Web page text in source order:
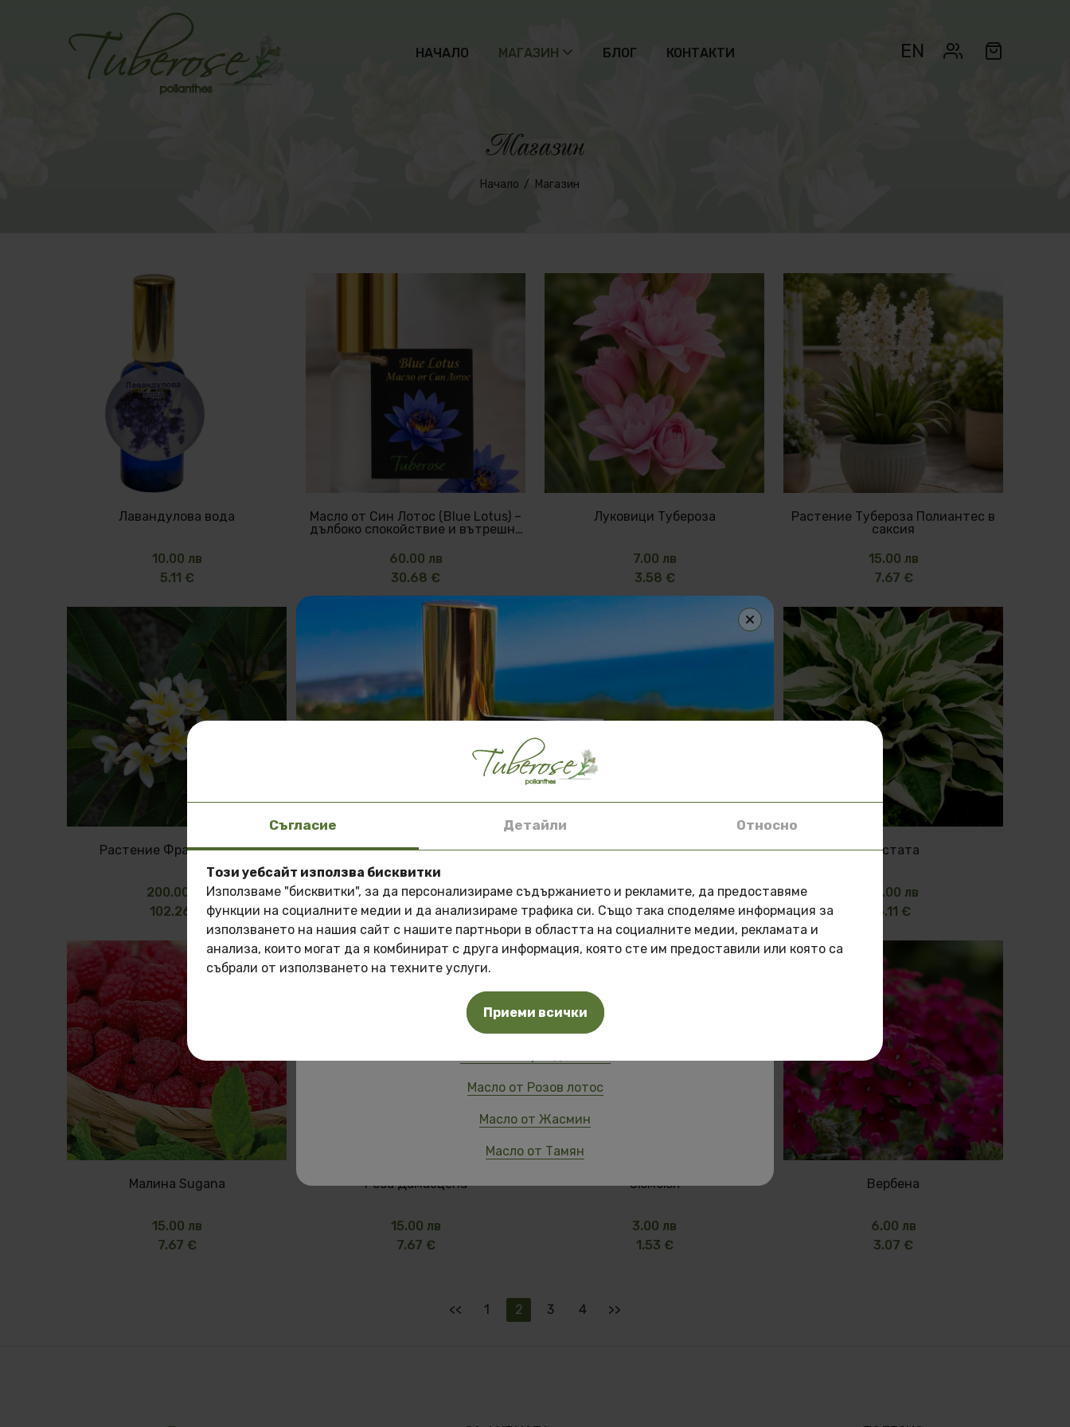
НАЧАЛО МАГАЗИН БЛОГ КОНТАКТИ EN
Магазин
Начало Магазин
Лавандулова вода
10.00 лв
5.11 €
Масло от Син Лотос (Blue Lotus) –
дълбоко спокойствие и вътрешна
60.00 лв
30.68 €
Луковици Тубероза
7.00 лв
3.58 €
Растение Тубероза Полиантес в
саксия
15.00 лв
7.67 €
Растение Франджипани
200.00 лв
102.26 €
Тибетска малина
15.00 лв
7.67 €
Ягоди сорт Флорида Бюти
3.00 лв
1.53 €
Хостата
10.00 лв
5.11 €
Малина Sugana
15.00 лв
7.67 €
Роза Дамасцена
15.00 лв
7.67 €
Зюмбюл
3.00 лв
1.53 €
Вербена
6.00 лв
3.07 €
<< 1 2 3 4 >>
Съгласие Детайли Относно
Този уебсайт използва бисквитки
Използваме "бисквитки", за да персонализираме съдържанието и рекламите, да предоставяме
функции на социалните медии и да анализираме трафика си. Също така споделяме информация за
използването на нашия сайт с нашите партньори в областта на социалните медии, рекламата и
анализа, които могат да я комбинират с друга информация, която сте им предоставили или която са
събрали от използването на техните услуги.
Приеми всички
Специална оферта: 3 масла по изборна цена от150 лв.
Поглезете кожата си с натурална грижа на специална цена!
Масла, които може да закупите:
Масло от Тубероза Полиантес
Масло от Розов лотос
Масло от Жасмин
Масло от Тамян